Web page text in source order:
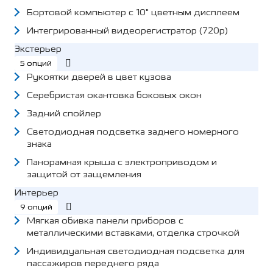
Бортовой компьютер с 10" цветным дисплеем
Интегрированный видеорегистратор (720p)
Экстерьер
5 опций
Рукоятки дверей в цвет кузова
Серебристая окантовка боковых окон
Задний спойлер
Светодиодная подсветка заднего номерного
знака
Панорамная крыша с электроприводом и
защитой от защемления
Интерьер
9 опций
Мягкая обивка панели приборов с
металлическими вставками, отделка строчкой
Индивидуальная светодиодная подсветка для
пассажиров переднего ряда